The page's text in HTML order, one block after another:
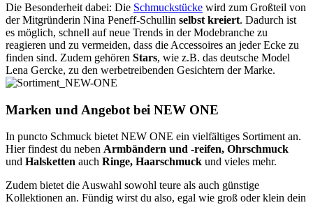
Die Besonderheit dabei: Die Schmuckstücke wird zum Großteil von
der Mitgründerin Nina Peneff-Schullin selbst kreiert. Dadurch ist
es möglich, schnell auf neue Trends in der Modebranche zu
reagieren und zu vermeiden, dass die Accessoires an jeder Ecke zu
finden sind. Zudem gehören Stars, wie z.B. das deutsche Model
Lena Gercke, zu den werbetreibenden Gesichtern der Marke.
Marken und Angebot bei NEW ONE
In puncto Schmuck bietet NEW ONE ein vielfältiges Sortiment an.
Hier findest du neben Armbändern und -reifen, Ohrschmuck
und Halsketten auch Ringe, Haarschmuck und vieles mehr.
Zudem bietet die Auswahl sowohl teure als auch günstige
Kollektionen an. Fündig wirst du also, egal wie groß oder klein dein